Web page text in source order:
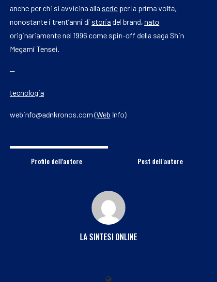
anche per chi si avvicina alla serie per la prima volta,
nonostante i trent’anni di storia del brand, nato
originariamente nel 1996 come spin-off della saga Shin
Megami Tensei.
—
tecnologia
webinfo@adnkronos.com (Web Info)
Profilo dell'autore Post dell'autore
LA SINTESI ONLINE